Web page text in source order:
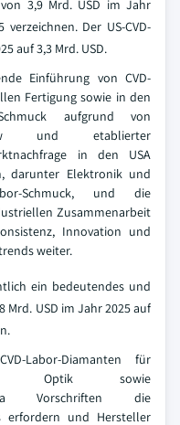
3,9 Mrd. USD im Jahr
Der US-CVD-
auf 3,3 Mrd. USD.
Einführung von CVD-
Fertigung sowie in den
aufgrund von
und etablierter
in den USA
darunter Elektronik und
Schmuck, und die
Zusammenarbeit
Innovation und
weiter.
ein bedeutendes und
Mrd. USD im Jahr 2025 auf
Labor-Diamanten für
und Optik sowie
da Vorschriften die
erfordern und Hersteller